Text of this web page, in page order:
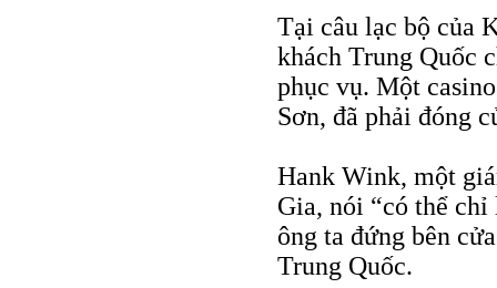
Tại câu lạc bộ của
khách Trung Quốc
phục vụ. Một
Sơn, đã phải đóng
Hank Wink, một
Gia, nói “có thể
ông ta đứng bên
Trung Quốc.